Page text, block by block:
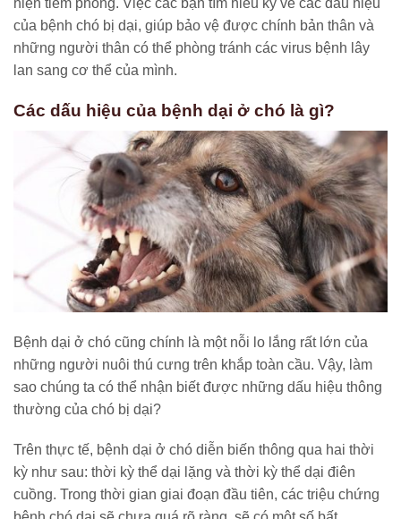
hiện tiêm phòng. Việc các bạn tìm hiểu kỹ về các dấu hiệu
của bệnh chó bị dại, giúp bảo vệ được chính bản thân và
những người thân có thể phòng tránh các virus bệnh lây
lan sang cơ thể của mình.
Các dấu hiệu của bệnh dại ở chó là gì?
Bệnh dại ở chó cũng chính là một nỗi lo lắng rất lớn của
những người nuôi thú cưng trên khắp toàn cầu. Vậy, làm
sao chúng ta có thể nhận biết được những dấu hiệu thông
thường của chó bị dại?
Trên thực tế, bệnh dại ở chó diễn biến thông qua hai thời
kỳ như sau: thời kỳ thể dại lặng và thời kỳ thể dại điên
cuồng. Trong thời gian giai đoạn đầu tiên, các triệu chứng